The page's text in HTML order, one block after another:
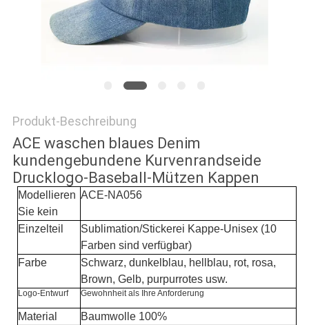
PRIVACY
POLICY
Produkt-Beschreibung
ACE waschen blaues Denim
kundengebundene Kurvenrandseide
Drucklogo-Baseball-Mützen Kappen
Modellieren
Sie kein
ACE-NA056
Einzelteil
Sublimation/Stickerei Kappe-Unisex (10
Farben sind verfügbar)
Farbe
Schwarz, dunkelblau, hellblau, rot, rosa,
Brown, Gelb, purpurrotes usw.
Logo-Entwurf Gewohnheit als Ihre Anforderung
Material
Baumwolle 100%